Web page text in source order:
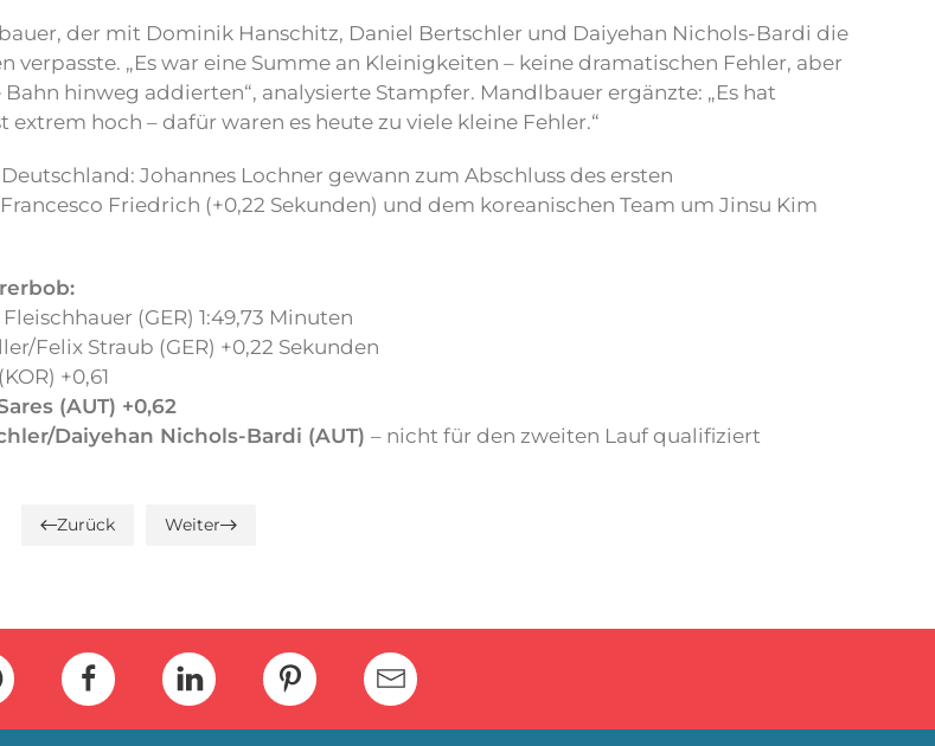
der mit Dominik Hanschitz, Daniel Bertschler und Daiyehan Nichols-Bardi die
„Es war eine Summe an Kleinigkeiten – keine dramatischen Fehler, aber
hinweg addierten“, analysierte Stampfer. Mandlbauer ergänzte: „Es hat
hoch – dafür waren es heute zu viele kleine Fehler.“
Johannes Lochner gewann zum Abschluss des ersten
Friedrich (+0,22 Sekunden) und dem koreanischen Team um Jinsu Kim
(GER) 1:49,73 Minuten
Felix Straub (GER) +0,22 Sekunden
+0,61
(AUT) +0,62
Daiyehan Nichols-Bardi (AUT) – nicht für den zweiten Lauf qualifiziert
Zurück Weiter